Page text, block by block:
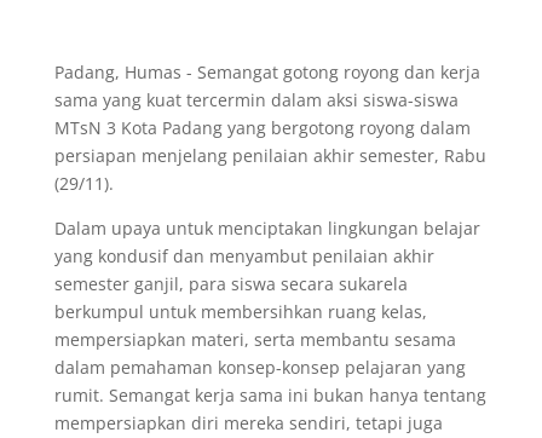
Padang, Humas - Semangat gotong royong dan kerja
sama yang kuat tercermin dalam aksi siswa-siswa
MTsN 3 Kota Padang yang bergotong royong dalam
persiapan menjelang penilaian akhir semester, Rabu
(29/11).
Dalam upaya untuk menciptakan lingkungan belajar
yang kondusif dan menyambut penilaian akhir
semester ganjil, para siswa secara sukarela
berkumpul untuk membersihkan ruang kelas,
mempersiapkan materi, serta membantu sesama
dalam pemahaman konsep-konsep pelajaran yang
rumit. Semangat kerja sama ini bukan hanya tentang
mempersiapkan diri mereka sendiri, tetapi juga